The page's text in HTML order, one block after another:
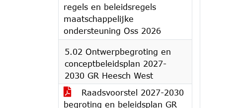
regels en beleidsregels
maatschappelijke
ondersteuning Oss 2026
5.02 Ontwerpbegroting en
conceptbeleidsplan 2027-
2030 GR Heesch West
Raadsvoorstel 2027-2030
begroting en beleidsplan GR